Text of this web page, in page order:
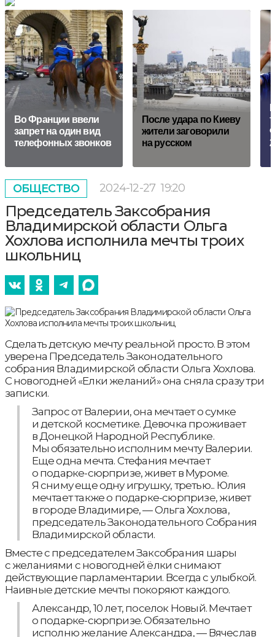
Во Франции ввели
запрет на один вид
телефонных звонков
После удара по Киеву
жители заговорили
на русском
ОБЩЕСТВО 2024-12-27 19:20
Председатель Заксобрания
Владимирской области Ольга
Хохлова исполнила мечты троих
школьниц
Сделать детскую мечту реальной просто. В этом
уверена Председатель Законодательного
собрания Владимирской области Ольга Хохлова.
С новогодней «Елки желаний» она сняла сразу три
записки.
Запрос от Валерии, она мечтает о сумке
и детской косметике. Девочка проживает
в Донецкой Народной Республике.
Мы обязательно исполним мечту Валерии.
Еще одна мечта. Стефания мечтает
о подарке-сюрпризе, живет в Муроме.
Я сниму еще одну игрушку, третью... Юлия
мечтает также о подарке-сюрпризе, живет
в городе Владимире, — Ольга Хохлова,
председатель Законодательного Собрания
Владимирской области.
Вместе с председателем Заксобрания шары
с желаниями с новогодней ёлки снимают
действующие парламентарии. Всегда с улыбкой.
Наивные детские мечты покоряют каждого.
Александр, 10 лет, поселок Новый. Мечтает
о подарке-сюрпризе. Обязательно
исполню желание Александра, — Вячеслав